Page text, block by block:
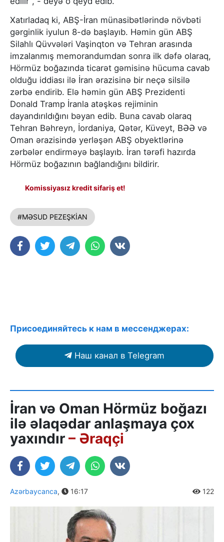
Xatırladaq ki, ABŞ-İran münasibətlərində növbəti
gərginlik iyulun 8-də başlayıb. Həmin gün ABŞ
Silahlı Qüvvələri Vaşinqton və Tehran arasında
imzalanmış memorandumdan sonra ilk dəfə olaraq,
Hörmüz boğazında ticarət gəmisinə hücuma cavab
olduğu iddiası ilə İran ərazisinə bir neçə silsilə
zərbə endirib. Elə həmin gün ABŞ Prezidenti
Donald Tramp İranla atəşkəs rejiminin
dayandırıldığını bəyan edib. Buna cavab olaraq
Tehran Bəhreyn, İordaniya, Qətər, Küveyt, BƏƏ və
Oman ərazisində yerləşən ABŞ obyektlərinə
zərbələr endirməyə başlayıb. İran tərəfi hazırda
Hörmüz boğazının bağlandığını bildirir.
Komissiyasız kredit sifariş et!
#MƏSUD PEZEŞKİAN
Присоединяйтесь к нам в мессенджерах:
Наш канал в Telegram
İran və Oman Hörmüz boğazı
ilə əlaqədar anlaşmaya çox
yaxındır – Əraqçi
Azərbaycanca, 16:17 122